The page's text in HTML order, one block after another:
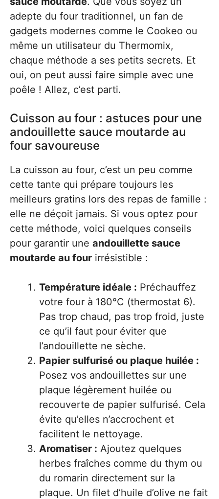
adepte du four traditionnel, un fan de
gadgets modernes comme le Cookeo ou
même un utilisateur du Thermomix,
chaque méthode a ses petits secrets. Et
oui, on peut aussi faire simple avec une
poêle ! Allez, c’est parti.
Cuisson au four : astuces pour une
andouillette sauce moutarde au
four savoureuse
La cuisson au four, c’est un peu comme
cette tante qui prépare toujours les
meilleurs gratins lors des repas de famille :
elle ne déçoit jamais. Si vous optez pour
cette méthode, voici quelques conseils
pour garantir une andouillette sauce
moutarde au four irrésistible :
Température idéale : Préchauffez
votre four à 180°C (thermostat 6).
Pas trop chaud, pas trop froid, juste
ce qu’il faut pour éviter que
l’andouillette ne sèche.
Papier sulfurisé ou plaque huilée :
Posez vos andouillettes sur une
plaque légèrement huilée ou
recouverte de papier sulfurisé. Cela
évite qu’elles n’accrochent et
facilitent le nettoyage.
Aromatiser : Ajoutez quelques
herbes fraîches comme du thym ou
du romarin directement sur la
plaque. Un filet d’huile d’olive ne fait